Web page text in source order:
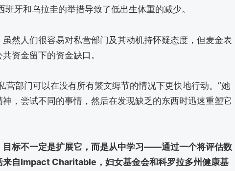
牙和乌拉圭的举措导致了低出生体重的减少。
然人们很容易对私营部门及其动机持怀疑态度，但麦金表
资金留下的资金缺口。
营部门可以在没有所有繁文缛节的情况下更快地行动。”她
，尝试不同的事情，然后在发现缺乏的东西时迅速重塑它
目标不一定是扩展它，而是从中学习——通过一个将评估数
来自Impact Charitable，妇女基金会和科罗拉多州健康基